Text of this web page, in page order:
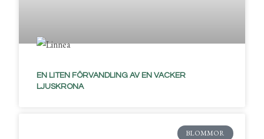
EN LITEN FÖRVANDLING AV EN VACKER
LJUSKRONA
BLOMMOR